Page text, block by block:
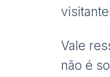
Vale
não é